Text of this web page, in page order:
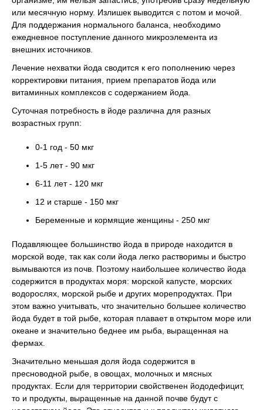
или месячную норму. Излишек выводится с потом и мочой.
Для поддержания нормального баланса, необходимо
ежедневное поступление данного микроэлемента из
внешних источников.
Лечение нехватки йода сводится к его пополнению через
корректировки питания, прием препаратов йода или
витаминных комплексов с содержанием йода.
Суточная потребность в йоде различна для разных
возрастных групп:
0-1 год - 50 мкг
1-5 лет - 90 мкг
6-11 лет - 120 мкг
12 и старше - 150 мкг
Беременные и кормящие женщины - 250 мкг
Подавляющее большинство йода в природе находится в
морской воде, так как соли йода легко растворимы и быстро
вымываются из почв. Поэтому наибольшее количество йода
содержится в продуктах моря: морской капусте, морских
водорослях, морской рыбе и других морепродуктах. При
этом важно учитывать, что значительно большее количество
йода будет в той рыбе, которая плавает в открытом море или
океане и значительно беднее им рыба, выращенная на
фермах.
Значительно меньшая доля йода содержится в
пресноводной рыбе, в овощах, молочных и мясных
продуктах. Если для территории свойственен йододефицит,
то и продукты, выращенные на данной почве будут с